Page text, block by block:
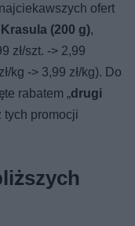
ofert
(200 g),
zł/szt. -> 2,99
kg -> 3,99 zł/kg). Do
rabatem „drugi
tych promocji